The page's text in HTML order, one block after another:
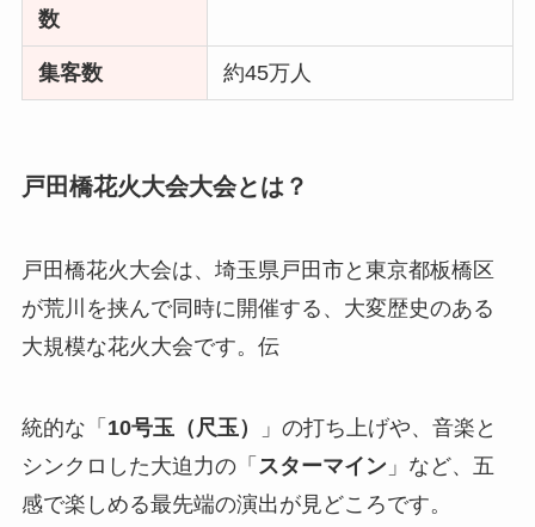
数
集客数 約45万人
戸田橋花火大会大会とは？
戸田橋花火大会は、埼玉県戸田市と東京都板橋区
が荒川を挟んで同時に開催する、大変歴史のある
大規模な花火大会です。伝
統的な「 10号玉（尺玉）
」の打ち上げや、音楽と
シンクロした大迫力の「 スターマイン」など、五
感で楽しめる最先端の演出が見どころです。